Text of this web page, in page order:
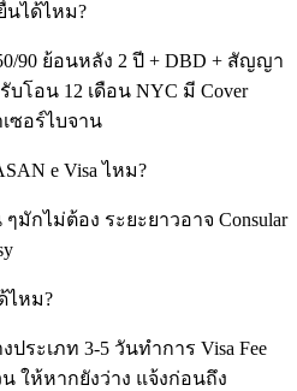
นได้ไหม?
90 ย้อนหลัง 2 ปี + DBD + สัญญา
บโอน 12 เดือน NYC มี Cover
ซอร์ไบจาน
e Visa ไหม?
กไม่ต้อง ระยะยาวอาจ Consular
ไหม?
ประเภท 3-5 วันทำการ Visa Fee
น ให้หากยังว่าง แจ้งก่อนถึง